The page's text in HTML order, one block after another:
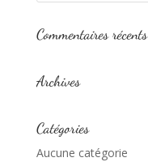
Commentaires récents
Archives
Catégories
Aucune catégorie